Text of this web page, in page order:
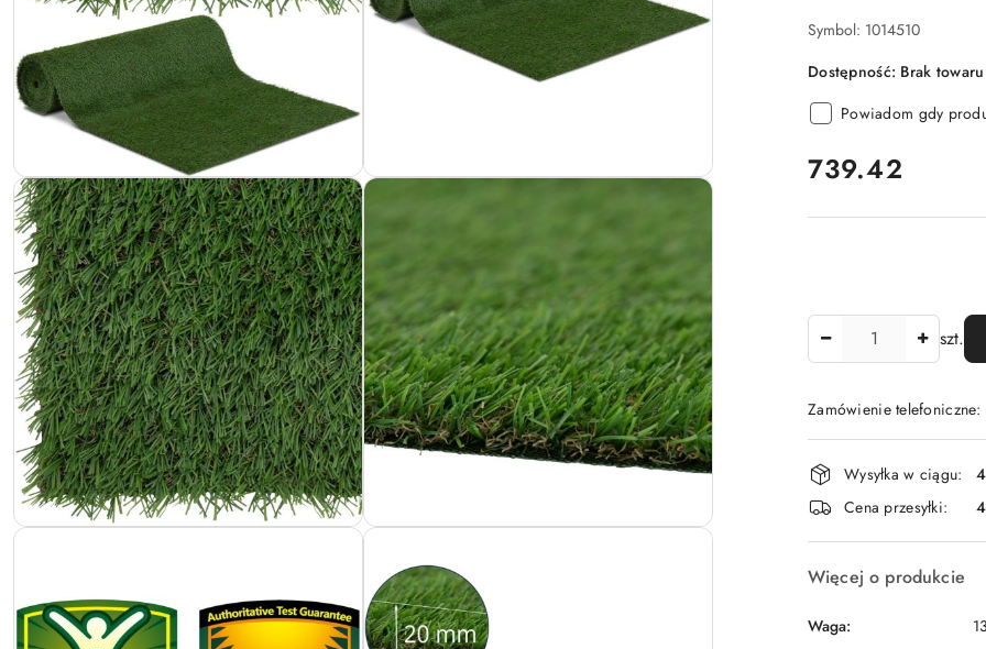
Symbol: 1014510
Dostępność: Brak towaru
Powiadom gdy
cena:
739.42
szt.
Zamówienie
Dostępność
i
dostawa
Wysyłka w ciągu:
Cena przesyłki:
Więcej o produkcie
Waga: